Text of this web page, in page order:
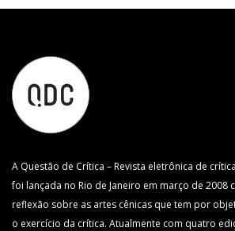
A Questão de Crítica – Revista eletrônica de
foi lançada no Rio de Janeiro em março de 2008
reflexão sobre as artes cênicas que tem por
o exercício da crítica. Atualmente com quatro